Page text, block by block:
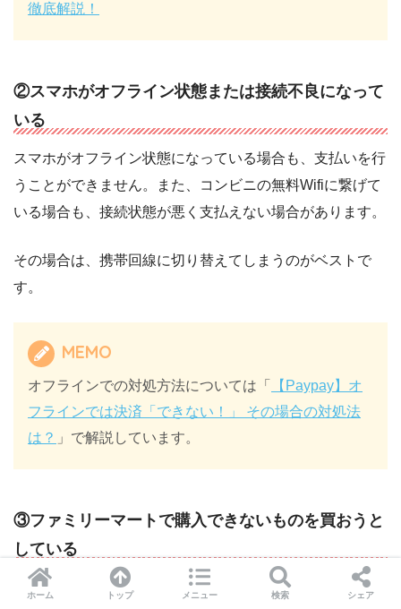
徹底解説！
②スマホがオフライン状態または接続不良になって
いる
スマホがオフライン状態になっている場合も、支払いを行
うことができません。また、コンビニの無料Wifiに繋げて
いる場合も、接続状態が悪く支払えない場合があります。
その場合は、携帯回線に切り替えてしまうのがベストで
す。
MEMO
オフラインでの対処方法については「 【 Paypay】オ
フラインでは決済「できない！」 その場合の対処法
は？ 」で解説しています。
③ファミリーマートで購入できないものを買おうと
している
前章で説明しましたが、ファミリーマートでは購入できな
ホーム トップ メニュー 検索 シェア